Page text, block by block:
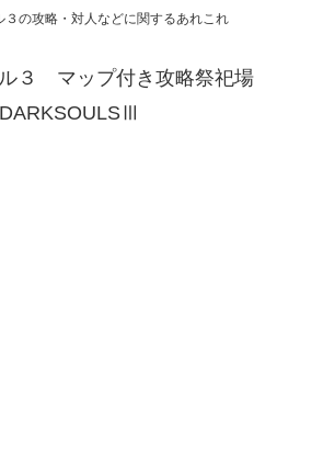
３の攻略・対人などに関するあれこれ
ル３ マップ付き攻略祭祀場
DARKSOULSⅢ